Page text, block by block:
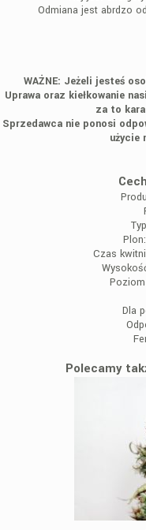
Odmiana jest abrdzo
WAŻNE: Jeżeli jesteś
Uprawa oraz kiełkowanie
za to
Sprzedawca nie ponosi
użycie
Plon:
Czas
Dla
Polecamy